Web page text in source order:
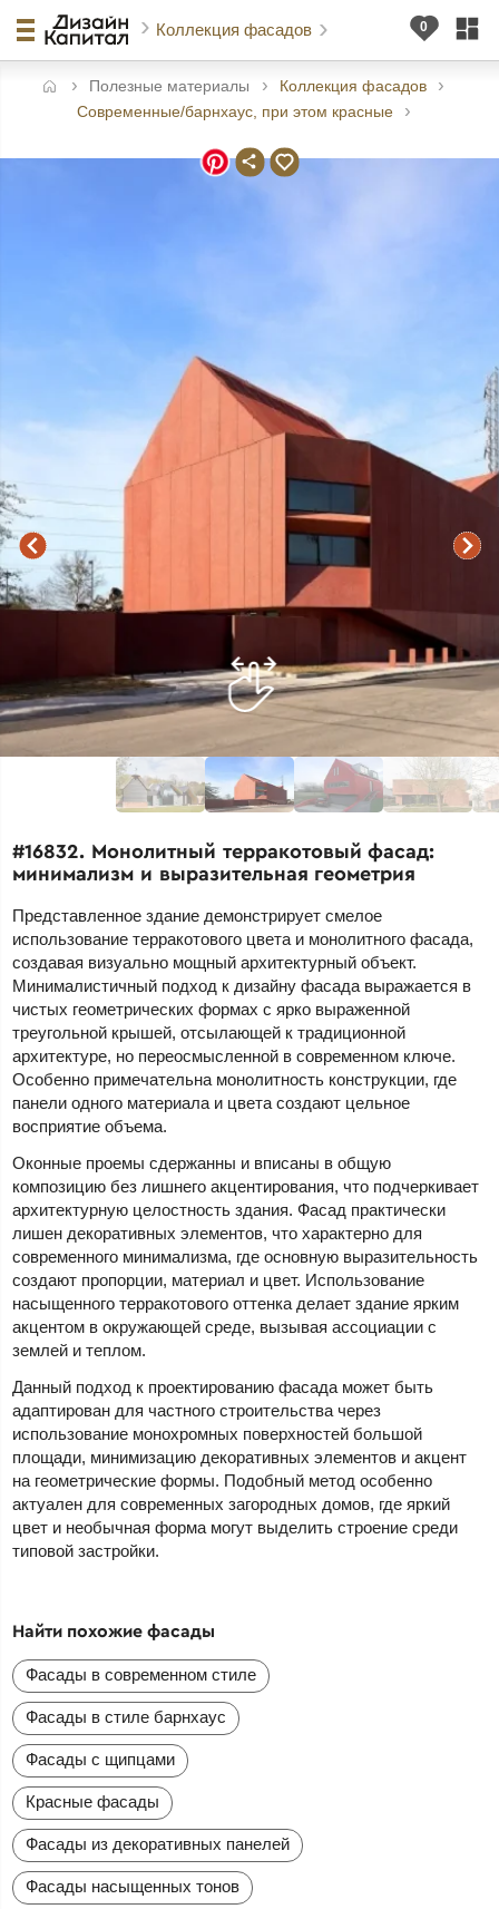
Коллекция фасадов
Полезные материалы
Коллекция фасадов
Современные/барнхаус, при этом красные
#16832. Монолитный терракотовый фасад:
минимализм и выразительная геометрия
Представленное здание демонстрирует смелое
использование терракотового цвета и монолитного фасада,
создавая визуально мощный архитектурный объект.
Минималистичный подход к дизайну фасада выражается в
чистых геометрических формах с ярко выраженной
треугольной крышей, отсылающей к традиционной
архитектуре, но переосмысленной в современном ключе.
Особенно примечательна монолитность конструкции, где
панели одного материала и цвета создают цельное
восприятие объема.
Оконные проемы сдержанны и вписаны в общую
композицию без лишнего акцентирования, что подчеркивает
архитектурную целостность здания. Фасад практически
лишен декоративных элементов, что характерно для
современного минимализма, где основную выразительность
создают пропорции, материал и цвет. Использование
насыщенного терракотового оттенка делает здание ярким
акцентом в окружающей среде, вызывая ассоциации с
землей и теплом.
Данный подход к проектированию фасада может быть
адаптирован для частного строительства через
использование монохромных поверхностей большой
площади, минимизацию декоративных элементов и акцент
на геометрические формы. Подобный метод особенно
актуален для современных загородных домов, где яркий
цвет и необычная форма могут выделить строение среди
типовой застройки.
Найти похожие фасады
Фасады в современном стиле
Фасады в стиле барнхаус
Фасады с щипцами
Красные фасады
Фасады из декоративных панелей
Фасады насыщенных тонов